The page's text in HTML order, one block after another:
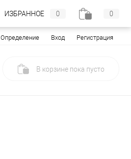
Определение Вход Регистрация
В корзине пока пусто
ИЗБРАННОЕ 0 0